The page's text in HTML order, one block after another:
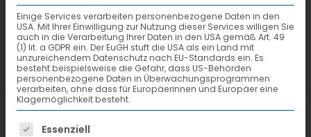
Einige Services verarbeiten personenbezogene Daten in den
USA. Mit Ihrer Einwilligung zur Nutzung dieser Services willigen Sie
auch in die Verarbeitung Ihrer Daten in den USA gemäß Art. 49
(1) lit. a GDPR ein. Der EuGH stuft die USA als ein Land mit
unzureichendem Datenschutz nach EU-Standards ein. Es
besteht beispielsweise die Gefahr, dass US-Behörden
personenbezogene Daten in Überwachungsprogrammen
verarbeiten, ohne dass für Europäerinnen und Europäer eine
Klagemöglichkeit besteht.
Es folgt eine Liste der Service-Gruppen,
Essenziell